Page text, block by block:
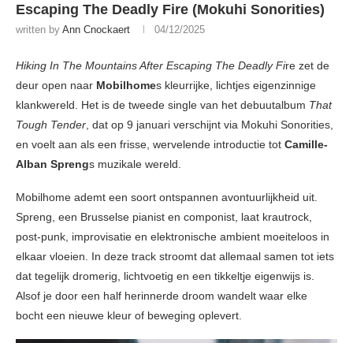
Escaping The Deadly Fire (Mokuhi Sonorities)
written by Ann Cnockaert 04/12/2025
Hiking In The Mountains After Escaping The Deadly Fire zet de
deur open naar Mobilhomes kleurrijke, lichtjes eigenzinnige
klankwereld. Het is de tweede single van het debuutalbum That
Tough Tender, dat op 9 januari verschijnt via Mokuhi Sonorities,
en voelt aan als een frisse, wervelende introductie tot Camille-
Alban Sprengs muzikale wereld.
Mobilhome ademt een soort ontspannen avontuurlijkheid uit.
Spreng, een Brusselse pianist en componist, laat krautrock,
post-punk, improvisatie en elektronische ambient moeiteloos in
elkaar vloeien. In deze track stroomt dat allemaal samen tot iets
dat tegelijk dromerig, lichtvoetig en een tikkeltje eigenwijs is.
Alsof je door een half herinnerde droom wandelt waar elke
bocht een nieuwe kleur of beweging oplevert.